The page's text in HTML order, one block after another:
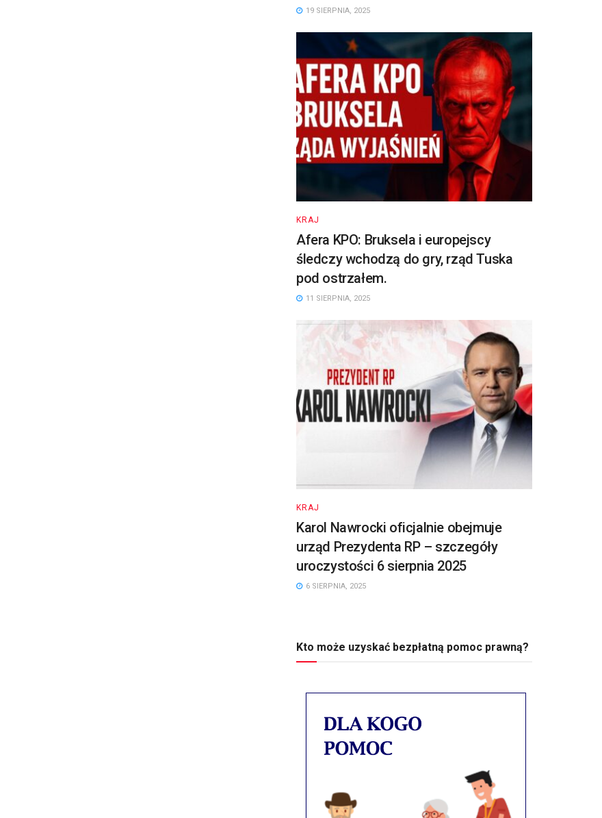
19 SIERPNIA, 2025
KRAJ
Afera KPO: Bruksela i europejscy
śledczy wchodzą do gry, rząd Tuska
pod ostrzałem.
11 SIERPNIA, 2025
KRAJ
Karol Nawrocki oficjalnie obejmuje
urząd Prezydenta RP – szczegóły
uroczystości 6 sierpnia 2025
6 SIERPNIA, 2025
Kto może uzyskać bezpłatną pomoc prawną?